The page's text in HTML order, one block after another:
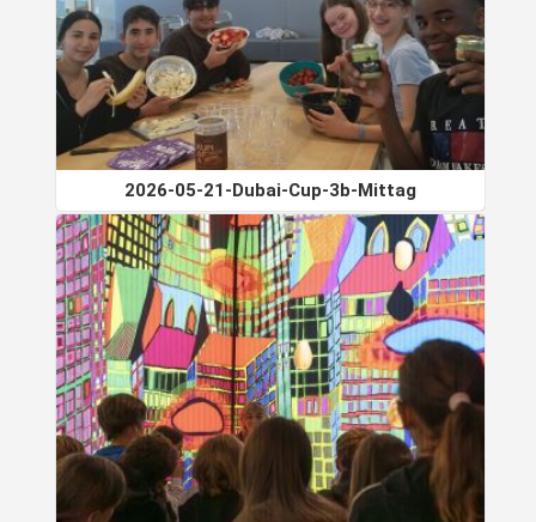
2026-05-21-Dubai-Cup-3b-Mittag